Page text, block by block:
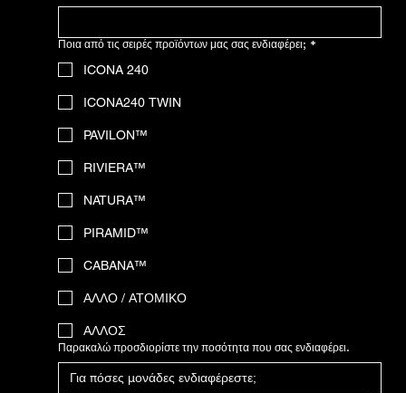
Ποια από τις σειρές προϊόντων μας σας ενδιαφέρει; *
ICONA 240
ICONA240 TWIN
PAVILON™
RIVIERA™
NATURA™
PIRAMID™
CABANA™
ΑΛΛΟ / ΑΤΟΜΙΚΟ
ΑΛΛΟΣ
Παρακαλώ προσδιορίστε την ποσότητα που σας ενδιαφέρει.